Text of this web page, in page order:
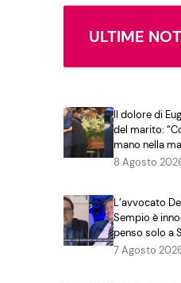
ULTIME
Il dolore di
del marito:
mano nella
8 Agosto
L’avvocato
Sempio è
penso solo a
7 Agosto